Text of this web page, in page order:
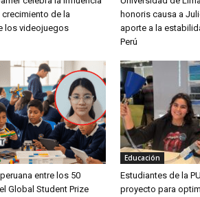
crecimiento de la
los videojuegos
honoris causa a
aporte a la
Perú
entre los 50
Global Student Prize
Educación
Estudiantes de la
proyecto para